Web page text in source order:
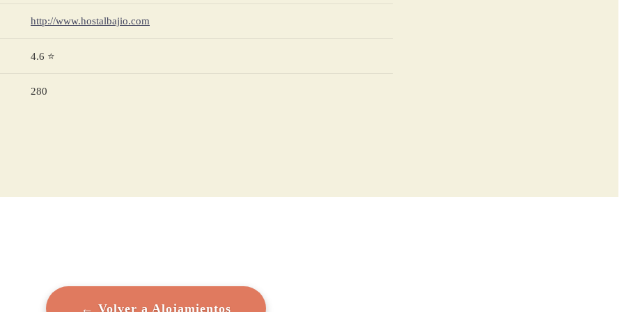
http://www.hostalbajio.com
4.6 ⭐
280
← Volver a Alojamientos